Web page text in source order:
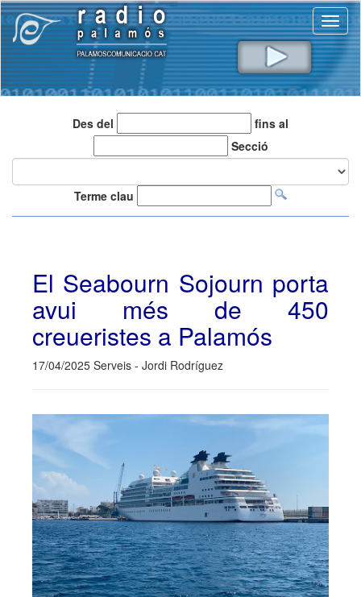
Des del
fins al
Secció
Terme clau
El Seabourn Sojourn porta
avui més de 450
creueristes a Palamós
17/04/2025 Serveis - Jordi Rodríguez